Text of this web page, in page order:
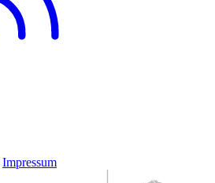
Impressum